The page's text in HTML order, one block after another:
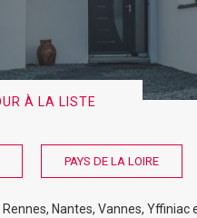
À LA LISTE
PAYS DE LA LOIRE
Rennes, Nantes, Vannes,